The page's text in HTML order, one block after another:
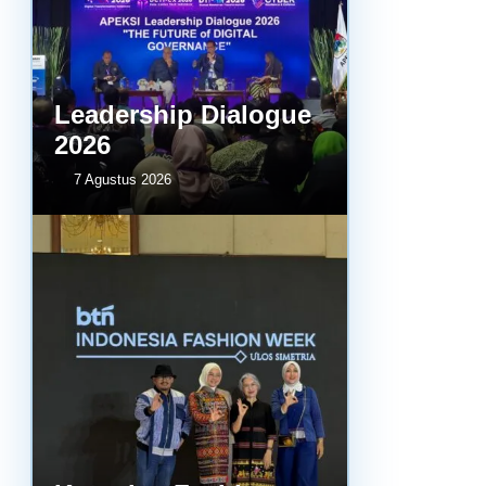
Leadership Dialogue
2026
7 Agustus 2026